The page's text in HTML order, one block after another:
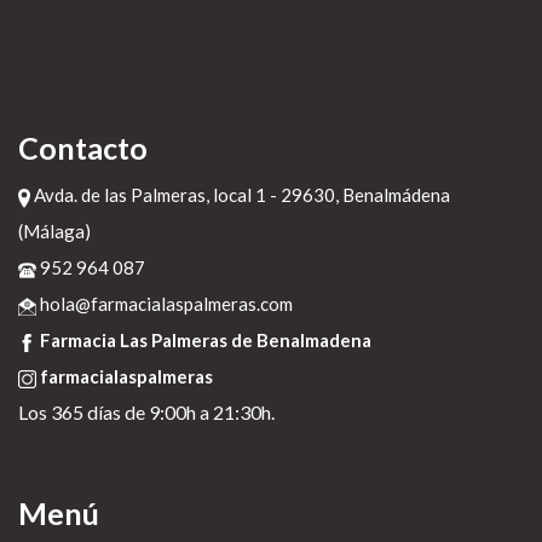
Contacto
Avda. de las Palmeras, local 1 - 29630, Benalmádena
(Málaga)
952 964 087
hola@farmacialaspalmeras.com
Farmacia Las Palmeras de Benalmadena
farmacialaspalmeras
Los 365 días de 9:00h a 21:30h.
Menú